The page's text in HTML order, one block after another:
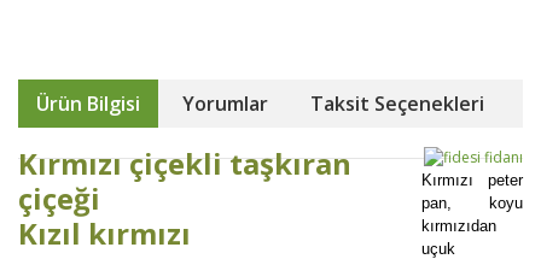
Ürün Bilgisi Yorumlar Taksit Seçenekleri
Kırmızı çiçekli taşkıran
çiçeği
Kızıl kırmızı
Kırmızı peter
pan, koyu
kırmızıdan
uçuk